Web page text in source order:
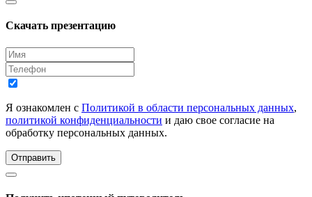
Скачать презентацию
Я ознакомлен с Политикой в области персональных данных,
политикой конфиденциальности и даю свое согласие на
обработку персональных данных.
Отправить